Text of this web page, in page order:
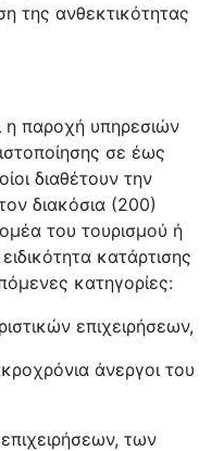
της ανθεκτικότητας
η παροχή υπηρεσιών
σε έως
διαθέτουν την
διακόσια (200)
του τουρισμού ή
κατάρτισης
κατηγορίες:
επιχειρήσεων,
άνεργοι του
των